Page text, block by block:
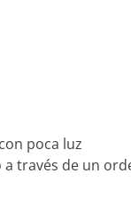
poca luz
a través de un